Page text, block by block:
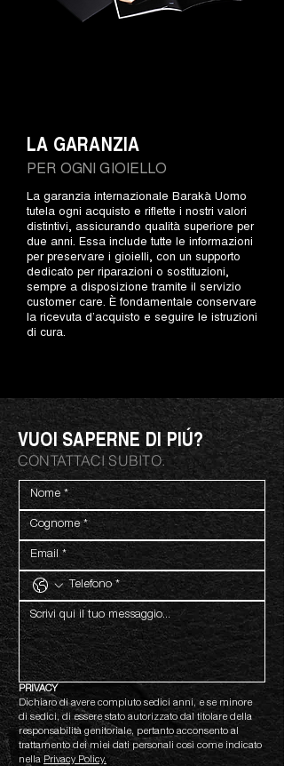
PER OGNI GIOIELLO
LA GARANZIA
La garanzia internazionale Barakà Uomo
tutela ogni acquisto e riflette i nostri valori
distintivi, assicurando qualità superiore per
due anni. Essa include tutte le informazioni
per preservare i gioielli, con un supporto
dedicato per riparazioni o sostituzioni,
sempre a disposizione tramite il servizio
customer care. È fondamentale conservare
la ricevuta d’acquisto e seguire le istruzioni
di cura.
VUOI SAPERNE DI PIÚ?
CONTATTACI SUBITO.
PRIVACY
Dichiaro di avere compiuto sedici anni, e se minore
di sedici, di essere stato autorizzato dal titolare della
responsabilità genitoriale, pertanto acconsento al
trattamento dei miei dati personali così come indicato
nella Privacy Policy.